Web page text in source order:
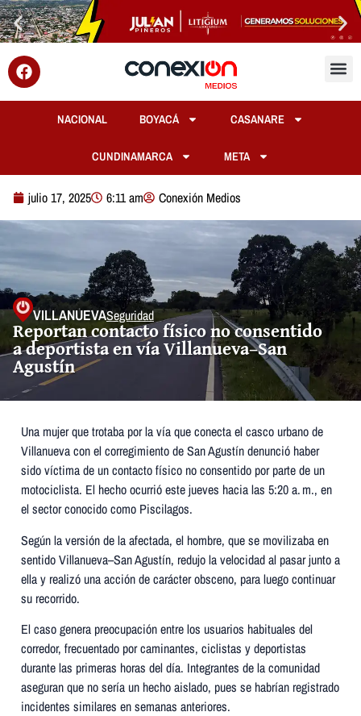
NACIONAL BOYACÁ CASANARE
CUNDINAMARCA META
julio 17, 2025 6:11 am Conexión Medios
VILLANUEVASeguridad
Reportan contacto físico no consentido
a deportista en vía Villanueva–San
Agustín
Una mujer que trotaba por la vía que conecta el casco urbano de
Villanueva con el corregimiento de San Agustín denunció haber
sido víctima de un contacto físico no consentido por parte de un
motociclista. El hecho ocurrió este jueves hacia las 5:20 a. m., en
el sector conocido como Piscilagos.
Según la versión de la afectada, el hombre, que se movilizaba en
sentido Villanueva–San Agustín, redujo la velocidad al pasar junto a
ella y realizó una acción de carácter obsceno, para luego continuar
su recorrido.
El caso genera preocupación entre los usuarios habituales del
corredor, frecuentado por caminantes, ciclistas y deportistas
durante las primeras horas del día. Integrantes de la comunidad
aseguran que no sería un hecho aislado, pues se habrían registrado
incidentes similares en semanas anteriores.